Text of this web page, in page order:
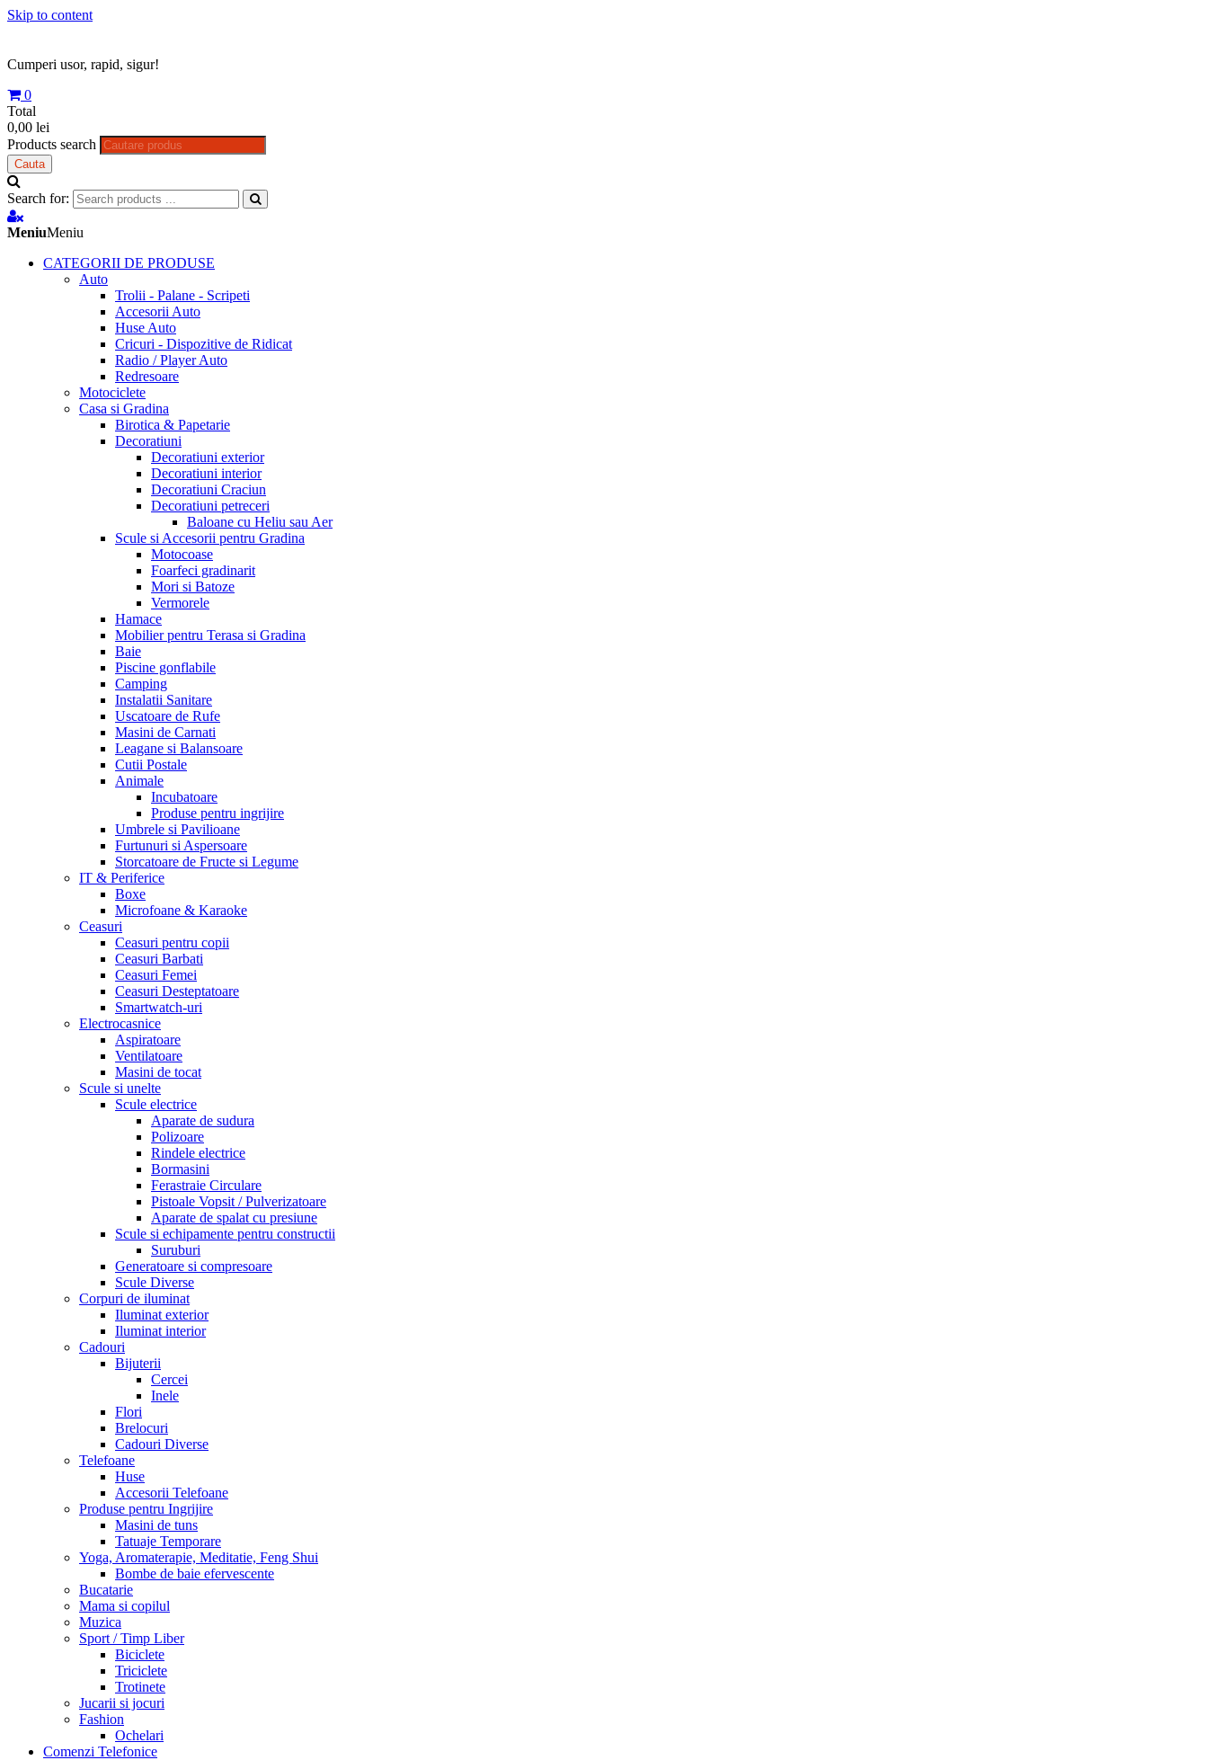
Skip to content
Cumperi usor, rapid, sigur!
0
Total
0,00 lei
Products search
Cauta
Search for:
MeniuMeniu
CATEGORII DE PRODUSE
Auto
Trolii - Palane - Scripeti
Accesorii Auto
Huse Auto
Cricuri - Dispozitive de Ridicat
Radio / Player Auto
Redresoare
Motociclete
Casa si Gradina
Birotica & Papetarie
Decoratiuni
Decoratiuni exterior
Decoratiuni interior
Decoratiuni Craciun
Decoratiuni petreceri
Baloane cu Heliu sau Aer
Scule si Accesorii pentru Gradina
Motocoase
Foarfeci gradinarit
Mori si Batoze
Vermorele
Hamace
Mobilier pentru Terasa si Gradina
Baie
Piscine gonflabile
Camping
Instalatii Sanitare
Uscatoare de Rufe
Masini de Carnati
Leagane si Balansoare
Cutii Postale
Animale
Incubatoare
Produse pentru ingrijire
Umbrele si Pavilioane
Furtunuri si Aspersoare
Storcatoare de Fructe si Legume
IT & Periferice
Boxe
Microfoane & Karaoke
Ceasuri
Ceasuri pentru copii
Ceasuri Barbati
Ceasuri Femei
Ceasuri Desteptatoare
Smartwatch-uri
Electrocasnice
Aspiratoare
Ventilatoare
Masini de tocat
Scule si unelte
Scule electrice
Aparate de sudura
Polizoare
Rindele electrice
Bormasini
Ferastraie Circulare
Pistoale Vopsit / Pulverizatoare
Aparate de spalat cu presiune
Scule si echipamente pentru constructii
Suruburi
Generatoare si compresoare
Scule Diverse
Corpuri de iluminat
Iluminat exterior
Iluminat interior
Cadouri
Bijuterii
Cercei
Inele
Flori
Brelocuri
Cadouri Diverse
Telefoane
Huse
Accesorii Telefoane
Produse pentru Ingrijire
Masini de tuns
Tatuaje Temporare
Yoga, Aromaterapie, Meditatie, Feng Shui
Bombe de baie efervescente
Bucatarie
Mama si copilul
Muzica
Sport / Timp Liber
Biciclete
Triciclete
Trotinete
Jucarii si jocuri
Fashion
Ochelari
Comenzi Telefonice